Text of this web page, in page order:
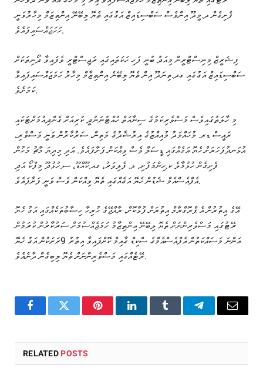
ފެށިގެން ދ.މީދޫ އިންވެސް ސަބްސިޑައިޒް އަގުގައި ތެޔޮ ލިބޭނޭ އިންތިޒަމް މިހާރުވަނީ
ހަހަޖައްސައިފައެވެ.
ފިޝަރީޒް މިނިސްޓްރީން މިއަދު ބުނީ ފަހި ހަކަތައިގައި ރަޖިސްޓްރީ ވެފައިވާ ދޯނިތަކަށް
ސަބްސިޑައިޒް އަގުގައި ގދ.ތިނަދޫ އިން ތެޔޮ ލިބޭނެ އިންތިޒާމް މިހާރު ހަމަޖައްސައިފައިވާ
ކަމަށެވެ.
މި ހާލަތުގައިވެސް މަސްވެރިކަމުގެ ސިނާއަތް ހުއްޓުނަނުދީ ކުރިއަށް ގެންދިއުމަށްޓަކައި
ރައީސް ޑރ. މުހައްމަދު މުއިއްޒުގެ އިރުޝާދުގެ މަތިން، ސަރުކާރުން ވަނީ މަސްވެރި،
އުޅަނދުފަހަރަށް ހެޔޮ އަގެއްގައި ޑީސަލް ވެސް ވިއްކަން ފަށާފައެވެ. އަދި މިދިޔަ މާޗު މަހުން
ފެށިގެން ހުޅުމާލެ ކ.ހިންމަފުށި. ޅ. ފެލިވަރު، ގއ.ކޫއްޑޫ، ސ.ހުޅުދޫ މިފްކޯ އަދި
އެފްއެސްއެމް ޝެޑުން ހެޔޮ އަގެއްގައި ތެޔޮ ވިއްކަން ވެސް ވަނީ ފަށާފައެވެ.
އޭގެ އިތުރުން އެ ޕްރޮގްރާމް އިތުރަށް ފުޅާކޮށް، ރާއްޖޭގެ ހުރިހާ ހިސާބުތަކެއްގައި އަގު ހެޔޮ
ރޭޓުގައި މަސްވެރިންނަށް ތެޔޮ ލިބޭނޭ އިންތިޒާމު ހަމަޖެއްސުމަށް ސަރުކާރުން ކުރަމުން
އަންނަ މަސައްކަތުން އެފްއެސްއެމްގެ ސްކިޑް ގާއިމް ކޮށްފައިވާ އިތުރު 9ރަށަކުން އަގު ހެޔޮ
ރޭޓެއްގައި މަސްވެރިންނަށް ތެޔޮ ލިބިގެން ދާނެއެވެ.
FacebookTwitter PinterestLinkedInTumblr TelegramEmail
RELATED POSTS